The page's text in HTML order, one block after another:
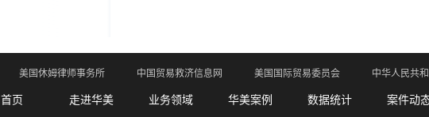
首页 走进华美 业务领域 华美案例 数据统计 案件动
美国休姆律师事务所 中国贸易救济信息网 美国国际贸易委员会 中华人民共